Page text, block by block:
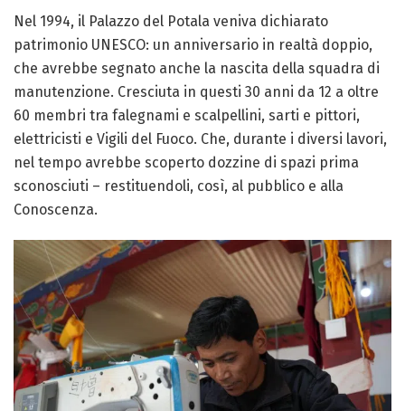
Nel 1994, il Palazzo del Potala veniva dichiarato
patrimonio UNESCO: un anniversario in realtà doppio,
che avrebbe segnato anche la nascita della squadra di
manutenzione. Cresciuta in questi 30 anni da 12 a oltre
60 membri tra falegnami e scalpellini, sarti e pittori,
elettricisti e Vigili del Fuoco. Che, durante i diversi lavori,
nel tempo avrebbe scoperto dozzine di spazi prima
sconosciuti – restituendoli, così, al pubblico e alla
Conoscenza.